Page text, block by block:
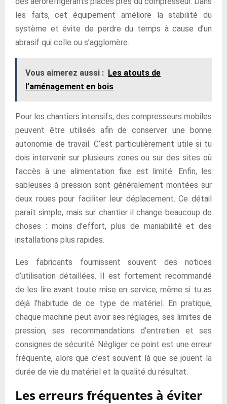
les faits, cet équipement améliore la stabilité du
système et évite de perdre du temps à cause d’un
abrasif qui colle ou s’agglomère.
Vous aimerez aussi : Les atouts de
l’aménagement en bois
Pour les chantiers intensifs, des compresseurs mobiles
peuvent être utilisés afin de conserver une bonne
autonomie de travail. C’est particulièrement utile si tu
dois intervenir sur plusieurs zones ou sur des sites où
l’accès à une alimentation fixe est limité. Enfin, les
sableuses à pression sont généralement montées sur
deux roues pour faciliter leur déplacement. Ce détail
paraît simple, mais sur chantier il change beaucoup de
choses : moins d’effort, plus de maniabilité et des
installations plus rapides.
Les fabricants fournissent souvent des notices
d’utilisation détaillées. Il est fortement recommandé
de les lire avant toute mise en service, même si tu as
déjà l’habitude de ce type de matériel. En pratique,
chaque machine peut avoir ses réglages, ses limites de
pression, ses recommandations d’entretien et ses
consignes de sécurité. Négliger ce point est une erreur
fréquente, alors que c’est souvent là que se jouent la
durée de vie du matériel et la qualité du résultat.
Les erreurs fréquentes à éviter